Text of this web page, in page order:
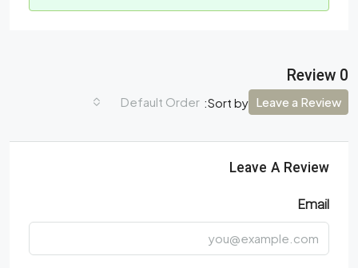
0 Review
Sort by:
Default Order Leave a Review
Leave A Review
Email